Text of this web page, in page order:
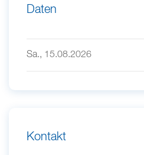
Daten
Sa., 15.08.2026
Kontakt